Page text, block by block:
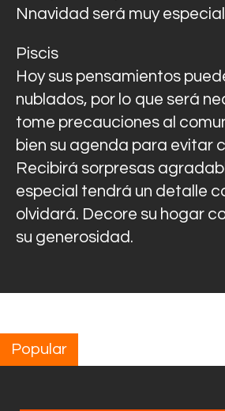
Nnavidad será muy
Piscis
Hoy sus pensamientos
nublados, por lo que será
tome precauciones al
bien su agenda para evitar
Recibirá sorpresas
especial tendrá un detalle
olvidará. Decore su hogar
su generosidad.
Popular